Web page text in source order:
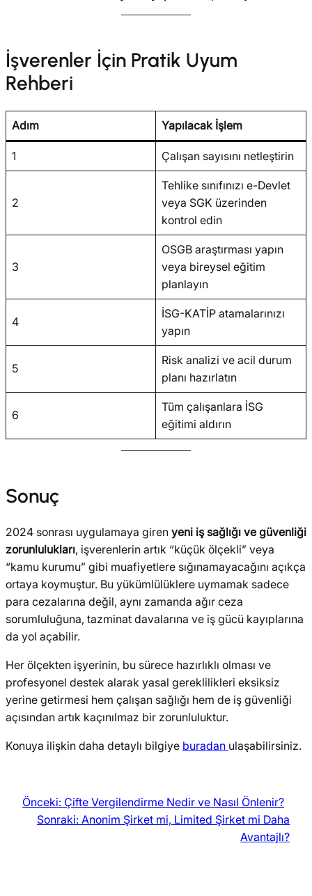
İşverenler İçin Pratik Uyum
Rehberi
Adım Yapılacak İşlem
1 Çalışan sayısını netleştirin
2
Tehlike sınıfınızı e-Devlet
veya SGK üzerinden
kontrol edin
3
OSGB araştırması yapın
veya bireysel eğitim
planlayın
4
İSG-KATİP atamalarınızı
yapın
5
Risk analizi ve acil durum
planı hazırlatın
6
Tüm çalışanlara İSG
eğitimi aldırın
Sonuç
2024 sonrası uygulamaya giren yeni iş sağlığı ve güvenliği
zorunlulukları, işverenlerin artık “küçük ölçekli” veya
“kamu kurumu” gibi muafiyetlere sığınamayacağını açıkça
ortaya koymuştur. Bu yükümlülüklere uymamak sadece
para cezalarına değil, aynı zamanda ağır ceza
sorumluluğuna, tazminat davalarına ve iş gücü kayıplarına
da yol açabilir.
Her ölçekten işyerinin, bu sürece hazırlıklı olması ve
profesyonel destek alarak yasal gereklilikleri eksiksiz
yerine getirmesi hem çalışan sağlığı hem de iş güvenliği
açısından artık kaçınılmaz bir zorunluluktur.
Konuya ilişkin daha detaylı bilgiye buradan ulaşabilirsiniz.
Önceki: Çifte Vergilendirme Nedir ve Nasıl Önlenir?
Sonraki: Anonim Şirket mi, Limited Şirket mi Daha
Avantajlı?